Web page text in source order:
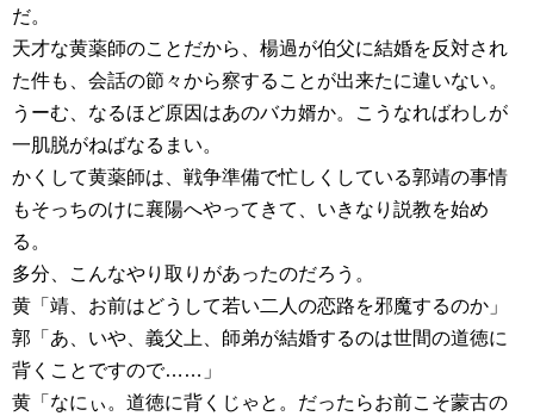
だ。
天才な黄薬師のことだから、楊過が伯父に結婚を反対され
た件も、会話の節々から察することが出来たに違いない。
うーむ、なるほど原因はあのバカ婿か。こうなればわしが
一肌脱がねばなるまい。
かくして黄薬師は、戦争準備で忙しくしている郭靖の事情
もそっちのけに襄陽へやってきて、いきなり説教を始め
る。
多分、こんなやり取りがあったのだろう。
黄「靖、お前はどうして若い二人の恋路を邪魔するのか」
郭「あ、いや、義父上、師弟が結婚するのは世間の道徳に
背くことですので……」
黄「なにぃ。道徳に背くじゃと。だったらお前こそ蒙古の